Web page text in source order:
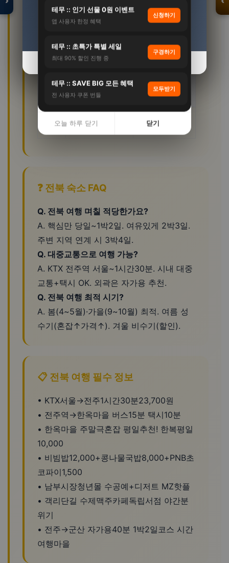
등급 1인 1일 포함
🏷️ 가
성비
50,000~80,000원
거리+게스트하우
⭐ 중급
100,000~150,000
원
유료관광+맛집
+호텔
리미엄
200,000원+
+리조트
❓ 전북 숙소 FAQ
Q. 전북 여행 며칠 적당한가요?
A. 핵심만 당일~1박2일. 여유있게 2박3일.
주변 지역 연계 시 3박4일.
Q. 대중교통으로 여행 가능?
A. KTX 전주역 서울~1시간30분. 시내 대중
교통+택시 OK. 외곽은 자가용 추천.
Q. 전북 여행 최적 시기?
A. 봄(4~5월)·가을(9~10월) 최적. 여름 성
수기(혼잡↑가격↑). 겨울 비수기(할인).
📋 전북 여행 필수 정보
• KTX서울→전주1시간30분23,700원
• 전주역→한옥마을 버스15분 택시10분
• 한옥마을 주말극혼잡 평일추천! 한복평일
10,000
• 비빔밥12,000+콩나물국밥8,000+PNB초
코파이1,500
• 남부시장청년몰 수공예+디저트 MZ핫플
• 객리단길 수제맥주카페독립서점 야간분
위기
• 전주→군산 자가용40분 1박2일코스 시간
여행마을
테무 :: 인기 선물 0원 이벤트
앱 사용자 한정 혜택
신청하기
테무 :: 초특가 특별 세일
최대 90% 할인 진행 중
구경하기
테무 :: SAVE BIG 모든 혜택
전 사용자 쿠폰 번들
모두받기
오늘 하루 닫기 닫기
자세히 보기 →
오늘 하루 닫기
자세히 보기 →
오늘 하루 닫기